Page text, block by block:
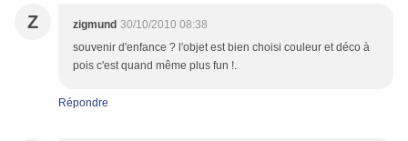
Z zigmund 30/10/2010 08:38
souvenir d'enfance ? l'objet est bien choisi couleur et déco à
pois c'est quand même plus fun !.
Répondre